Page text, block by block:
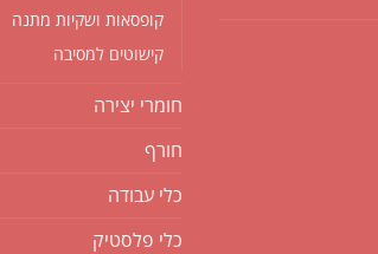
קופסאות ושקיות מתנה
קישוטים למסיבה
חומרי יצירה
חורף
כלי עבודה
כלי פלסטיק